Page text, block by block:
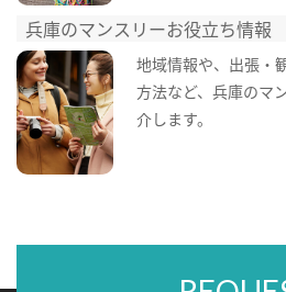
兵庫のマンスリーお役立ち情報
地域情報や、出張・
方法など、兵庫のマ
介します。